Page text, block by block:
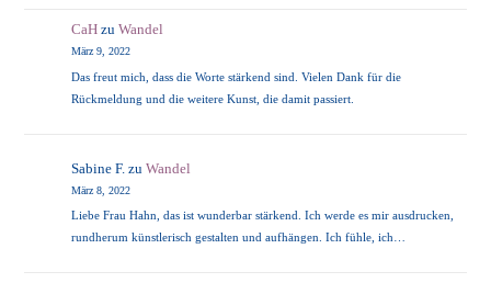
CaHzu Wandel
März 9, 2022
Das freut mich, dass die Worte stärkend sind. Vielen Dank für die
Rückmeldung und die weitere Kunst, die damit passiert.
Sabine F. zu Wandel
März 8, 2022
Liebe Frau Hahn, das ist wunderbar stärkend. Ich werde es mir ausdrucken,
rundherum künstlerisch gestalten und aufhängen. Ich fühle, ich…